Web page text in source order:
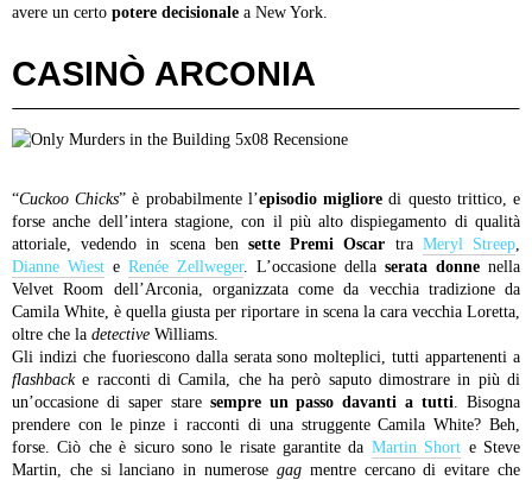
avere un certo potere decisionale a New York.
CASINÒ ARCONIA
“Cuckoo Chicks” è probabilmente l’episodio migliore di questo trittico, e
forse anche dell’intera stagione, con il più alto dispiegamento di qualità
attoriale, vedendo in scena ben sette Premi Oscar tra Meryl Streep,
Dianne Wiest e Renée Zellweger. L’occasione della serata donne nella
Velvet Room dell’Arconia, organizzata come da vecchia tradizione da
Camila White, è quella giusta per riportare in scena la cara vecchia Loretta,
oltre che la detective Williams.
Gli indizi che fuoriescono dalla serata sono molteplici, tutti appartenenti a
flashbacke racconti di Camila, che ha però saputo dimostrare in più di
un’occasione di saper stare sempre un passo davanti a tutti. Bisogna
prendere con le pinze i racconti di una struggente Camila White? Beh,
forse. Ciò che è sicuro sono le risate garantite da Martin Short e Steve
Martin, che si lanciano in numerose gagmentre cercano di evitare che